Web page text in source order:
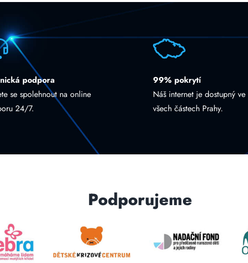
podpora
se spolehnout na online
24/7.
99% pokrytí
Náš internet je dostupný ve
všech částech Prahy.
Podporujeme